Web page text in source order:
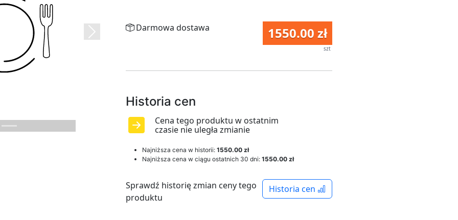
Next 1550.00 zł
szt
Darmowa dostawa
Historia cen
Cena tego produktu w ostatnim
czasie nie uległa zmianie
Najniższa cena w historii: 1550.00 zł
Najniższa cena w ciągu ostatnich 30 dni: 1550.00 zł
Historia cen
Sprawdź historię zmian ceny tego
produktu